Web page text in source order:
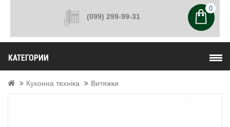
(099) 299-99-31
0
КАТЕГОРИИ
Кухонна техніка Витяжки